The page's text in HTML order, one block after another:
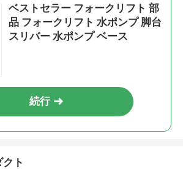
ベストセラー フォークリフト 部
品 フォークリフト 水ポンプ 脚台
スリバー 水ポンプ ベース
続行
ト